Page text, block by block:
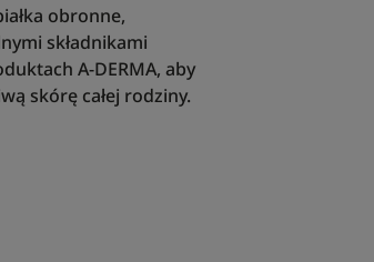
obronne,
składnikami
A-DERMA, aby
skórę całej rodziny.